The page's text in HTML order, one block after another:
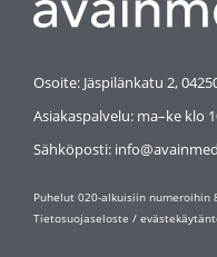
Osoite: Jäspilänkatu 2,
Asiakaspalvelu: ma–ke klo
Sähköposti:
Puhelut 020-alkuisiin numeroihin
Tietosuojaseloste /